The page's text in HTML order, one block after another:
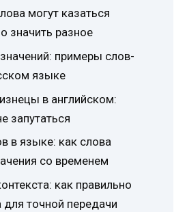
могут казаться
значить разное
примеры слов-
языке
в английском:
запутаться
в языке: как слова
со временем
как правильно
точной передачи